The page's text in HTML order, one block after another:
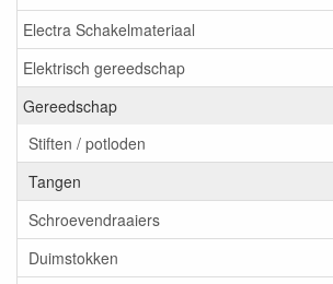
Electra Schakelmateriaal
Elektrisch gereedschap
Gereedschap
Stiften / potloden
Tangen
Schroevendraaiers
Duimstokken